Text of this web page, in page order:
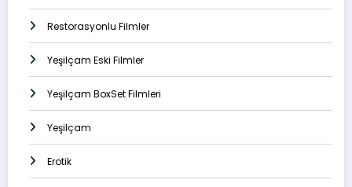
Restorasyonlu Filmler
Yeşilçam Eski Filmler
Yeşilçam BoxSet Filmleri
Yeşilçam
Erotik